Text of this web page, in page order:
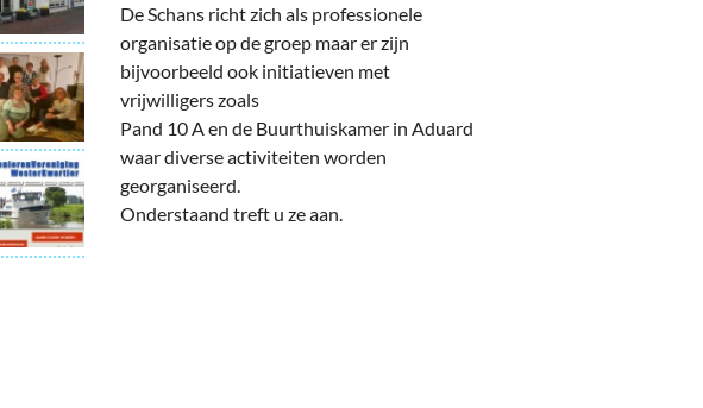
Zakelijk
Zuidhorn
De Schans richt zich als professionele
organisatie op de groep maar er zijn
bijvoorbeeld ook initiatieven met
vrijwilligers zoals
Pand 10 A en de Buurthuiskamer in Aduard
waar diverse activiteiten worden
georganiseerd.
Onderstaand treft u ze aan.